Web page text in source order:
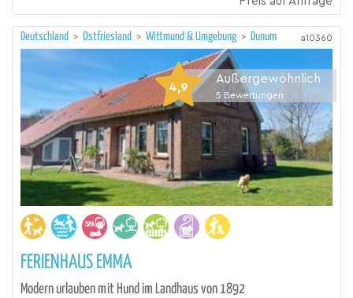
Deutschland > Ostfriesland > Wittmund & Umgebung > Dunum a10360
4,9
Außergewöhnlich
5 Bewertungen
FERIENHAUS EMMA
Modern urlauben mit Hund im Landhaus von 1892